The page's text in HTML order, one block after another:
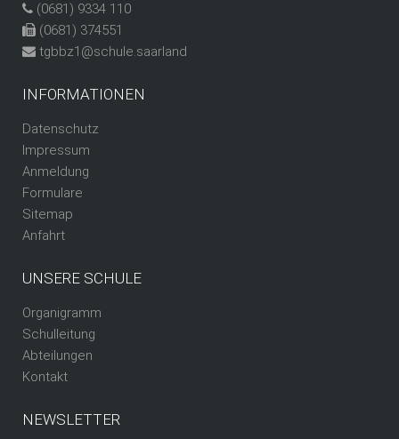
(0681) 9334 110
(0681) 374551
tgbbz1@schule.saarland
INFORMATIONEN
Datenschutz
Impressum
Anmeldung
Formulare
Sitemap
Anfahrt
UNSERE SCHULE
Organigramm
Schulleitung
Abteilungen
Kontakt
NEWSLETTER